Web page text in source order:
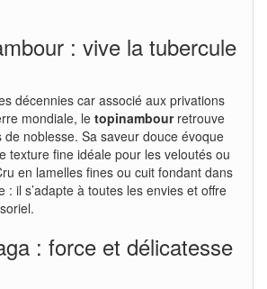
: vive la tubercule
décennies car associé aux privations
mondiale, le topinambourretrouve
noblesse. Sa saveur douce évoque
texture fine idéale pour les veloutés ou
en lamelles fines ou cuit fondant dans
: il s’adapte à toutes les envies et offre
: force et délicatesse